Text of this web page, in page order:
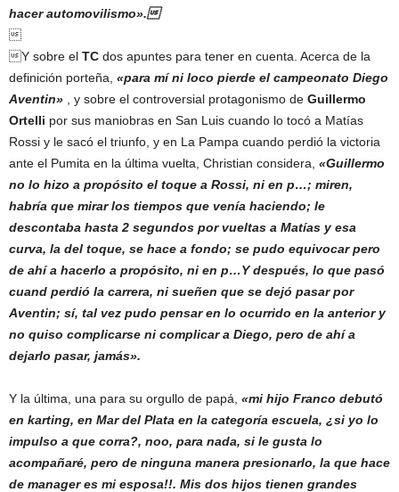
hacer automovilismo».
Y sobre el TC dos apuntes para tener en cuenta. Acerca de la
definición porteña, «para mí ni loco pierde el campeonato Diego
Aventin» , y sobre el controversial protagonismo de Guillermo
Ortelli por sus maniobras en San Luis cuando lo tocó a Matías
Rossi y le sacó el triunfo, y en La Pampa cuando perdió la victoria
ante el Pumita en la última vuelta, Christian considera, «Guillermo
no lo hizo a propósito el toque a Rossi, ni en p…; miren,
habría que mirar los tiempos que venía haciendo; le
descontaba hasta 2 segundos por vueltas a Matías y esa
curva, la del toque, se hace a fondo; se pudo equivocar pero
de ahí a hacerlo a propósito, ni en p…Y después, lo que pasó
cuand perdió la carrera, ni sueñen que se dejó pasar por
Aventin; sí, tal vez pudo pensar en lo ocurrido en la anterior y
no quiso complicarse ni complicar a Diego, pero de ahí a
dejarlo pasar, jamás».
Y la última, una para su orgullo de papá, «mi hijo Franco debutó
en karting, en Mar del Plata en la categoría escuela, ¿si yo lo
impulso a que corra?, noo, para nada, si le gusta lo
acompañaré, pero de ninguna manera presionarlo, la que hace
de manager es mi esposa!!. Mis dos hijos tienen grandes